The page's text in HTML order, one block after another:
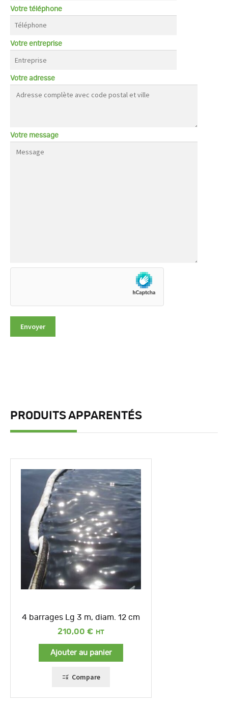
Votre téléphone
Votre entreprise
Votre adresse
Votre message
PRODUITS APPARENTÉS
4 barrages Lg 3 m, diam. 12 cm
210,00 €
Ajouter au panier
Compare